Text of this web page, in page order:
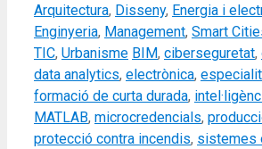
Categories
Arquitectura, Disseny, Energia i
Enginyeria, Management, Smart
TIC, Urbanisme Tags
BIM, ciberseguretat,
data analytics, electrònica,
formació de curta durada,
MATLAB, microcredencials,
protecció contra incendis, sistemes